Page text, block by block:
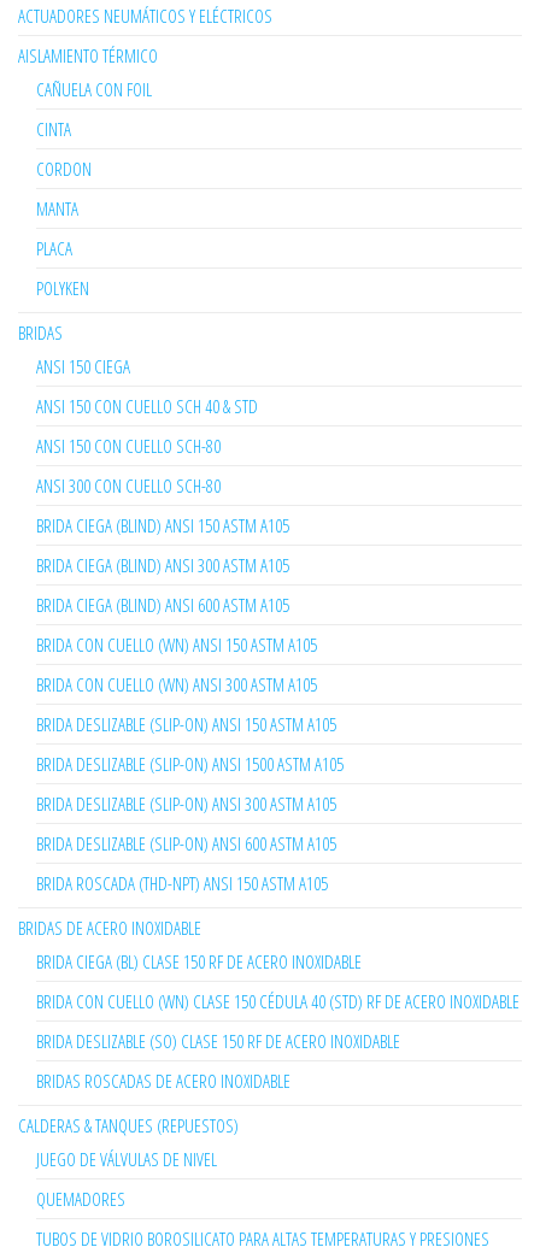
ACTUADORES NEUMÁTICOS Y ELÉCTRICOS
AISLAMIENTO TÉRMICO
CAÑUELA CON FOIL
CINTA
CORDON
MANTA
PLACA
POLYKEN
BRIDAS
ANSI 150 CIEGA
ANSI 150 CON CUELLO SCH 40 & STD
ANSI 150 CON CUELLO SCH-80
ANSI 300 CON CUELLO SCH-80
BRIDA CIEGA (BLIND) ANSI 150 ASTM A105
BRIDA CIEGA (BLIND) ANSI 300 ASTM A105
BRIDA CIEGA (BLIND) ANSI 600 ASTM A105
BRIDA CON CUELLO (WN) ANSI 150 ASTM A105
BRIDA CON CUELLO (WN) ANSI 300 ASTM A105
BRIDA DESLIZABLE (SLIP-ON) ANSI 150 ASTM A105
BRIDA DESLIZABLE (SLIP-ON) ANSI 1500 ASTM A105
BRIDA DESLIZABLE (SLIP-ON) ANSI 300 ASTM A105
BRIDA DESLIZABLE (SLIP-ON) ANSI 600 ASTM A105
BRIDA ROSCADA (THD-NPT) ANSI 150 ASTM A105
BRIDAS DE ACERO INOXIDABLE
BRIDA CIEGA (BL) CLASE 150 RF DE ACERO INOXIDABLE
BRIDA CON CUELLO (WN) CLASE 150 CÉDULA 40 (STD) RF DE ACERO INOXIDABLE
BRIDA DESLIZABLE (SO) CLASE 150 RF DE ACERO INOXIDABLE
BRIDAS ROSCADAS DE ACERO INOXIDABLE
CALDERAS & TANQUES (REPUESTOS)
JUEGO DE VÁLVULAS DE NIVEL
QUEMADORES
TUBOS DE VIDRIO BOROSILICATO PARA ALTAS TEMPERATURAS Y PRESIONES